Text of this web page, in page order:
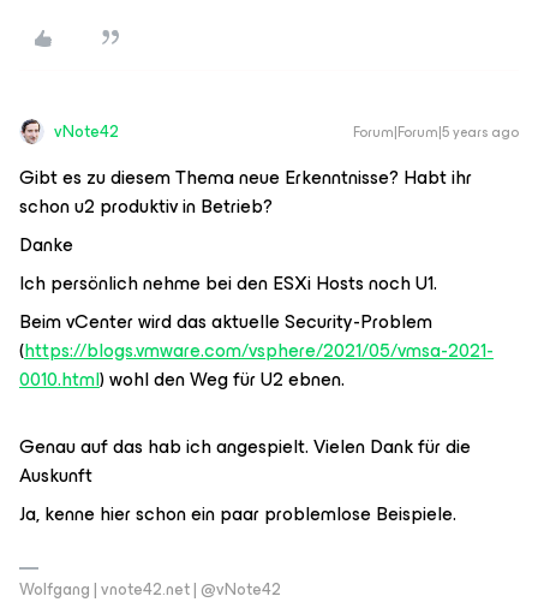
vNote42 Forum|Forum|5 years ago
Gibt es zu diesem Thema neue Erkenntnisse? Habt ihr
schon u2 produktiv in Betrieb?
Danke
Ich persönlich nehme bei den ESXi Hosts noch U1.
Beim vCenter wird das aktuelle Security-Problem
(https://blogs.vmware.com/vsphere/2021/05/vmsa-2021-
0010.html) wohl den Weg für U2 ebnen.
Genau auf das hab ich angespielt. Vielen Dank für die
Auskunft
Ja, kenne hier schon ein paar problemlose Beispiele.
Wolfgang | vnote42.net | @vNote42